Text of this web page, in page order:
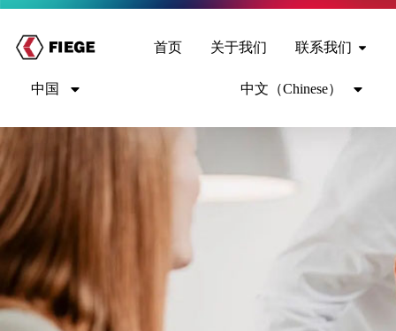
首页 关于我们 联系我们
中国 中文（Chinese）